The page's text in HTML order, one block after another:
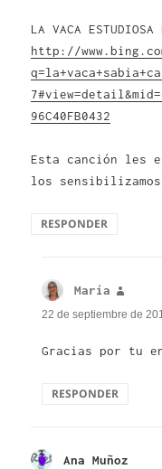
LA VACA ESTUDIOSA
http://
96C40FB0432
Esta canción les
los
RESPONDER
María
22 de septiembre de
Gracias por tu
RESPONDER
Ana Muñoz